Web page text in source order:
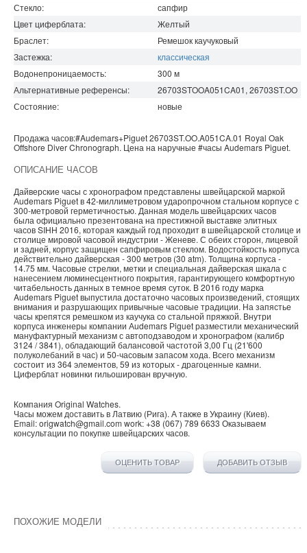
Стекло:
сапфир
Цвет циферблата:
Желтый
Браслет:
Ремешок каучуковый
Застежка:
классическая
Водонепроницаемость: 300 м
Альтернативные референсы:
26703STOOA051CA01, 26703ST.OO
Состояние:
новые
Продажа часов:#Audemars+Piguet26703ST.OO.A051CA.01 Royal Oak
Offshore Diver Chronograph. Цена на наручные #часы Audemars Piguet.
ОПИСАНИЕ ЧАСОВ
Дайверские часы с хронографом представлены швейцарской маркой
Аudemars Рiguet в 42-миллиметровом ударопрочном стальном корпусе с
300-метровой герметичностью. Данная модель швейцарских часов
была официально презентована на престижной выставке элитных
часов SIHH 2016, которая каждый год проходит в швейцарской столице и
столице мировой часовой индустрии - Женеве. С обеих сторон, лицевой
и задней, корпус защищен сапфировым стеклом. Водостойкость корпуса
действительно дайверская - 300 метров (30 atm). Толщина корпуса -
14.75 мм. Часовые стрелки, метки и специальная дайверская шкала с
нанесением люминесцентного покрытия, гарантирующего комфортную
читабельность данных в темное время суток. В 2016 году марка
Audemars Piguet выпустила достаточно часовых произведений, стоящих
внимания и разрушающих привычные часовые традиции. На запястье
часы крепятся ремешком из каучука со стальной пряжкой. Внутри
корпуса инженеры компании Аudemars Рiguet разместили механический
мануфактурный механизм с автоподзаводом и хронографом (калибр
3124 / 3841), обладающий балансовой частотой 3,00 Гц (21'600
полуколебаний в час) и 50-часовым запасом хода. Всего механизм
состоит из 364 элементов, 59 из которых - драгоценные камни.
Циферблат новинки гильоширован вручную.
Компания Original Watches.
Часы можем доставить в Латвию (Рига). А также вУкраину (Киев).
Email:origwatch@gmail.com work:+38 (067) 789 6633 Оказываем
консультации по покупке швейцарских часов.
ОЦЕНИТЬ ТОВАР ДОБАВИТЬ ОТЗЫВ
ПОХОЖИЕ МОДЕЛИ